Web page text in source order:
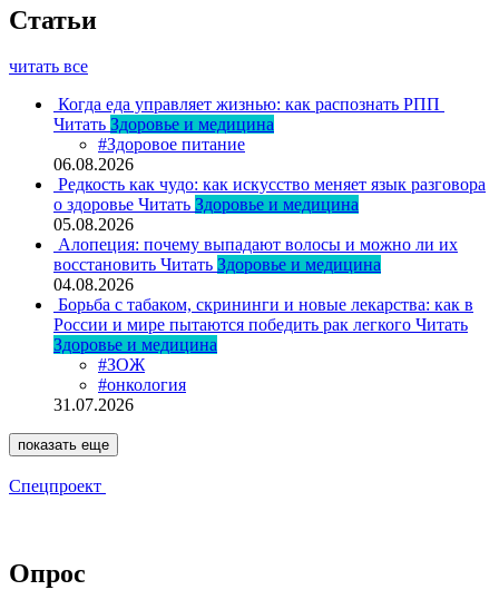
Статьи
читать все
Когда еда управляет жизнью: как распознать РПП
Читать Здоровье и медицина
#Здоровое питание
06.08.2026
Редкость как чудо: как искусство меняет язык разговора
о здоровье Читать Здоровье и медицина
05.08.2026
Алопеция: почему выпадают волосы и можно ли их
восстановить Читать Здоровье и медицина
04.08.2026
Борьба с табаком, скрининги и новые лекарства: как в
России и мире пытаются победить рак легкого Читать
Здоровье и медицина
#ЗОЖ
#онкология
31.07.2026
показать еще
Спецпроект
Опрос